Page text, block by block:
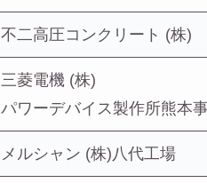
不二高圧コンクリート (株)
三菱電機 (株)
パワーデバイス製作所熊本
メルシャン (株)八代工場